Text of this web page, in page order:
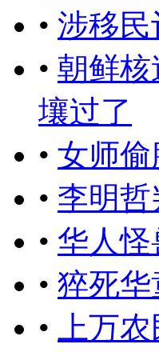
• 涉移
• 朝鲜
壤过了
• 女师
• 李明
• 华人
• 猝死
•
上万